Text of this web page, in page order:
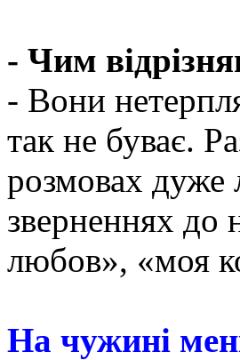
- Чим
- Вони
так не буває.
розмовах дуже
зверненнях до
любов», «моя
На чужині